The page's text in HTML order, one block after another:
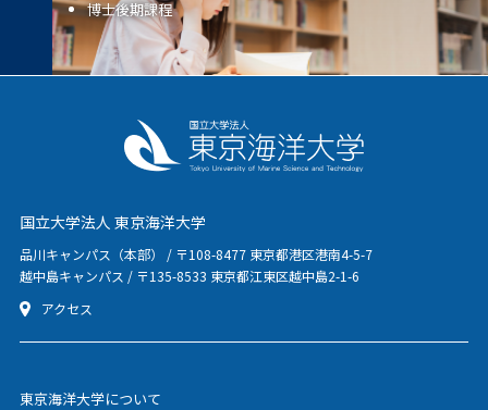
博士後期課程
国立大学法人 東京海洋大学
品川キャンパス（本部） / 〒108-8477 東京都港区港南4-5-7
越中島キャンパス / 〒135-8533 東京都江東区越中島2-1-6
アクセス
東京海洋大学について